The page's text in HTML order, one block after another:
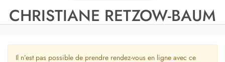
CHRISTIANE RETZOW-BAUM
Il n’est pas possible de prendre rendez-vous en ligne avec ce